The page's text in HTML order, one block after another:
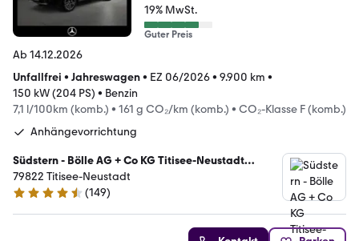
19% MwSt.
Guter Preis
Ab 14.12.2026
Unfallfrei • Jahreswagen• EZ 06/2026• 9.900 km •
150 kW (204 PS) • Benzin
7,1 l/100km (komb.) • 161 g CO₂/km (komb.) • CO₂-Klasse F (komb.)
Anhängevorrichtung
Südstern - Bölle AG + Co KG Titisee-Neustadt
Autorisierter Mercedes-Benz Verkauf und Service
79822 Titisee-Neustadt
4.7 Sterne
(149)